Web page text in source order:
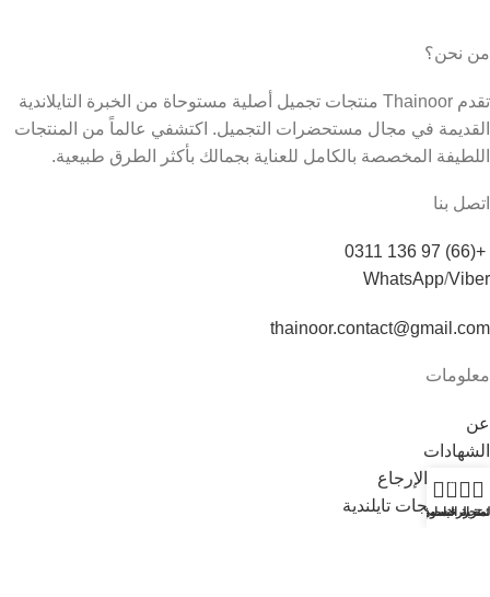
من نحن؟
تقدم Thainoor منتجات تجميل أصلية مستوحاة من الخبرة التايلاندية
القديمة في مجال مستحضرات التجميل. اكتشفي عالماً من المنتجات
اللطيفة المخصصة بالكامل للعناية بجمالك بأكثر الطرق طبيعية.
اتصل بنا
+(66) 97 136 0311
WhatsApp/Viber
thainoor.contact@gmail.com
معلومات
عن
الشهادات
الشحن والإرجاع
شراء منتجات تايلندية
الرغبات
0
عربة التسوق
حسابي